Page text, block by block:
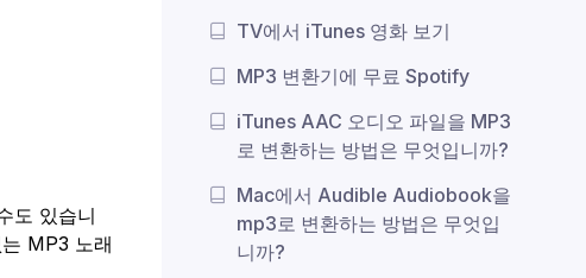
도 있습니
MP3 노래
TV에서 iTunes 영화 보기
MP3 변환기에 무료 Spotify
iTunes AAC 오디오 파일을 MP3
로 변환하는 방법은 무엇입니까?
Mac에서 Audible Audiobook을
mp3로 변환하는 방법은 무엇입
니까?